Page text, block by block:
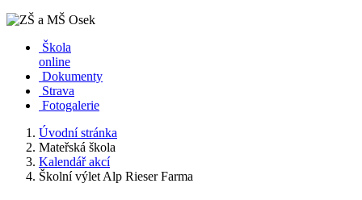
Škola
online
Dokumenty
Strava
Fotogalerie
Úvodní stránka
Mateřská škola
Kalendář akcí
Školní výlet Alp Rieser Farma